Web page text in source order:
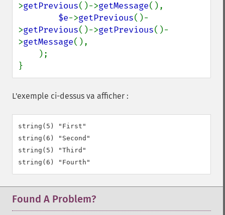
>getPrevious()->getMessage(),
$e->getPrevious()-
>getPrevious()->getPrevious()-
>getMessage(),
}
L'exemple ci-dessus va afficher :
string(5) "First"
string(6) "Second"
string(5) "Third"
Found A Problem?